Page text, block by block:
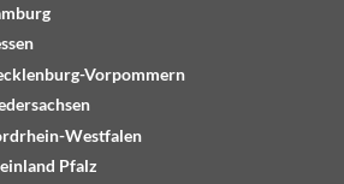
Vorpommern
Westfalen
Pfalz